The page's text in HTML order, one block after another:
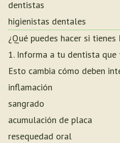
dentistas
higienistas dentales
¿Qué puedes hacer si tienes
1. Informa a tu dentista
Esto cambia cómo deben
inflamación
sangrado
acumulación de placa
resequedad oral